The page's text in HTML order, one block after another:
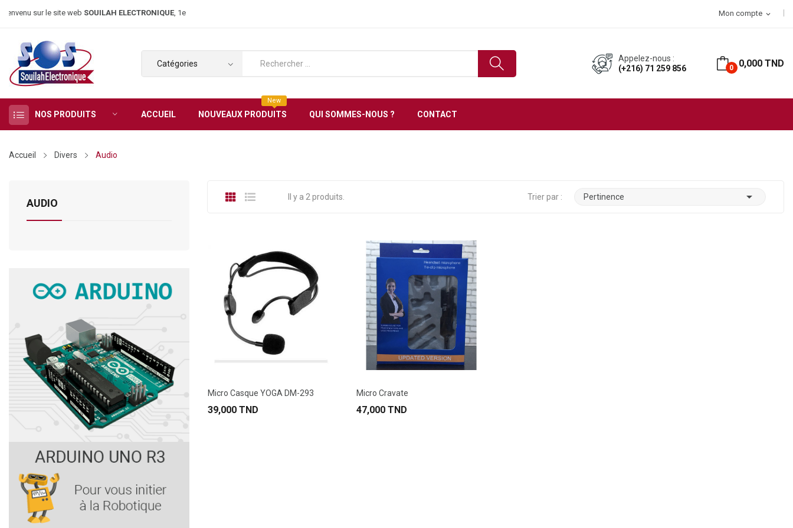
Mon compte expand_more
sur le site webSOUILAH ELECTRONIQUE, 1er magasin d’électronique en Tunisie Livraison gratuite à partir de 150 DT d’achat
0 0,000 TND
Appelez-nous :
(+216) 71 259 856
NOS PRODUITS ACCUEIL NOUVEAUX PRODUITS
New
QUI SOMMES-NOUS ? CONTACT
Accueil Divers Audio
AUDIO Il y a 2 produits. Trier par : Pertinence 
Micro Casque YOGA DM-293
39,000 TND
Micro Cravate
47,000 TND